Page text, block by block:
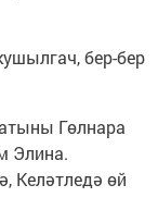
бер-бер
Гөлнара
Элина.
Келәтледә өй